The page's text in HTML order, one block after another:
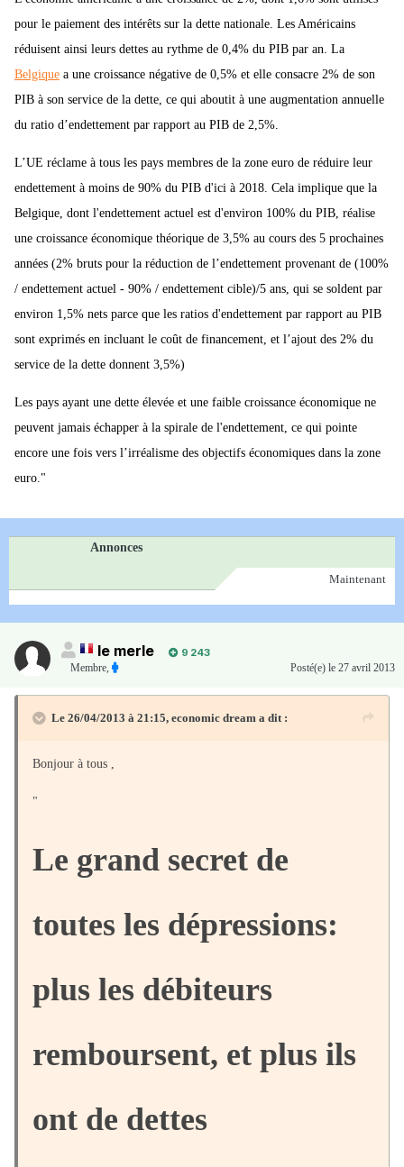
pour le paiement des intérêts sur la dette nationale. Les Américains
réduisent ainsi leurs dettes au rythme de 0,4% du PIB par an. La
Belgique a une croissance négative de 0,5% et elle consacre 2% de son
PIB à son service de la dette, ce qui aboutit à une augmentation annuelle
du ratio d’endettement par rapport au PIB de 2,5%.
L’UE réclame à tous les pays membres de la zone euro de réduire leur
endettement à moins de 90% du PIB d'ici à 2018. Cela implique que la
Belgique, dont l'endettement actuel est d'environ 100% du PIB, réalise
une croissance économique théorique de 3,5% au cours des 5 prochaines
années (2% bruts pour la réduction de l’endettement provenant de (100%
/ endettement actuel - 90% / endettement cible)/5 ans, qui se soldent par
environ 1,5% nets parce que les ratios d'endettement par rapport au PIB
sont exprimés en incluant le coût de financement, et l’ajout des 2% du
service de la dette donnent 3,5%)
Les pays ayant une dette élevée et une faible croissance économique ne
peuvent jamais échapper à la spirale de l'endettement, ce qui pointe
encore une fois vers l’irréalisme des objectifs économiques dans la zone
euro."
Annonces
Maintenant
le merle
9 243
Membre, Posté(e) le 27 avril 2013
Le 26/04/2013 à 21:15, economic dream a dit :
Bonjour à tous ,
"
Le grand secret de
toutes les dépressions:
plus les débiteurs
remboursent, et plus ils
ont de dettes